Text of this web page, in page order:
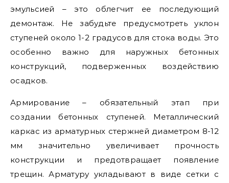
эмульсией – это облегчит ее последующий
демонтаж. Не забудьте предусмотреть уклон
ступеней около 1-2 градусов для стока воды. Это
особенно важно для наружных бетонных
конструкций, подверженных воздействию
осадков.
Армирование – обязательный этап при
создании бетонных ступеней. Металлический
каркас из арматурных стержней диаметром 8-12
мм значительно увеличивает прочность
конструкции и предотвращает появление
трещин. Арматуру укладывают в виде сетки с